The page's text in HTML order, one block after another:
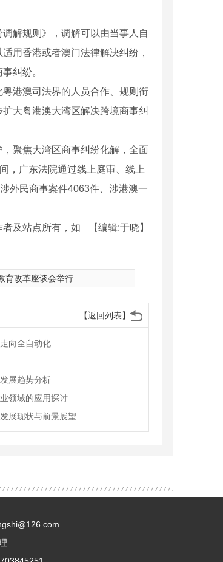
解规则》，调解可以由当事人自
用香港或者澳门法律解决纠纷，
纠纷。
港澳司法界的人员合作、规则衔
大粤港澳大湾区解决跨境商事纠
聚焦大湾区商事纠纷化解，全面
，广东法院通过线上庭审、线上
外民商事案件4063件、涉港澳一
【编辑:于晓】
及站点所有，如
育改革座谈会举行
【返回列表】
向全自动化
展趋势分析
领域的应用探讨
展现状与前景展望